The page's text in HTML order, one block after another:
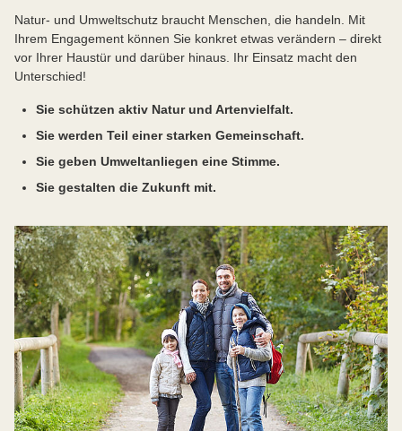
Natur- und Umweltschutz braucht Menschen, die handeln. Mit
Ihrem Engagement können Sie konkret etwas verändern – direkt
vor Ihrer Haustür und darüber hinaus. Ihr Einsatz macht den
Unterschied!
Sie schützen aktiv Natur und Artenvielfalt.
Sie werden Teil einer starken Gemeinschaft.
Sie geben Umweltanliegen eine Stimme.
Sie gestalten die Zukunft mit.